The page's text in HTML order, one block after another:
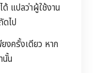
ด้ แปลว่าผู้ใช้งาน
ไป
งครั้งเดียว หาก
นั้น